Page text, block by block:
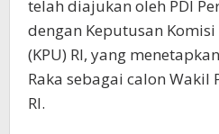
telah diajukan oleh PDI
dengan Keputusan
(KPU) RI, yang
Raka sebagai calon Wakil
RI.